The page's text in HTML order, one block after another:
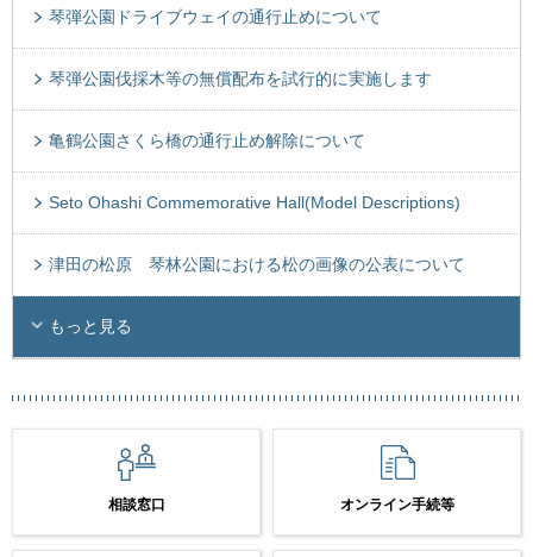
琴弾公園ドライブウェイの通行止めについて
琴弾公園伐採木等の無償配布を試行的に実施します
亀鶴公園さくら橋の通行止め解除について
Seto Ohashi Commemorative Hall(Model Descriptions)
津田の松原 琴林公園における松の画像の公表について
もっと見る
相談窓口 オンライン手続等